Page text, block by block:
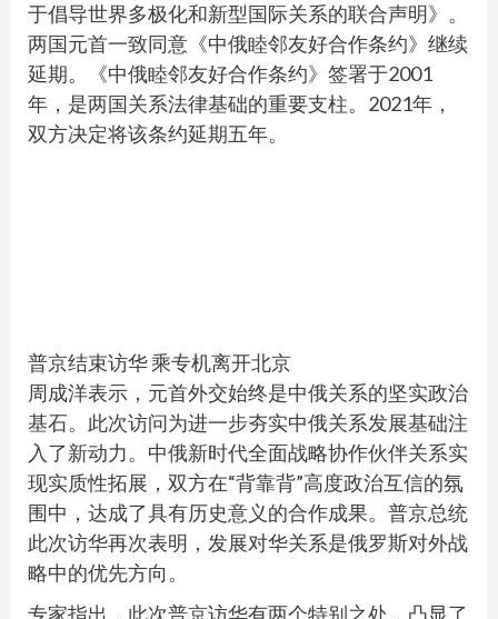
于倡导世界多极化和新型国际关系的联合声明》。
两国元首一致同意《中俄睦邻友好合作条约》继续
延期。《中俄睦邻友好合作条约》签署于2001
年，是两国关系法律基础的重要支柱。2021年，
双方决定将该条约延期五年。
普京结束访华 乘专机离开北京
周成洋表示，元首外交始终是中俄关系的坚实政治
基石。此次访问为进一步夯实中俄关系发展基础注
入了新动力。中俄新时代全面战略协作伙伴关系实
现实质性拓展，双方在“背靠背”高度政治互信的氛
围中，达成了具有历史意义的合作成果。普京总统
此次访华再次表明，发展对华关系是俄罗斯对外战
略中的优先方向。
专家指出，此次普京访华有两个特别之处，凸显了